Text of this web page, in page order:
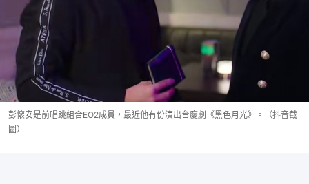
彭懷安是前唱跳組合EO2成員，最近他有份演出台慶劇《黑色月光》。（抖音截
圖）